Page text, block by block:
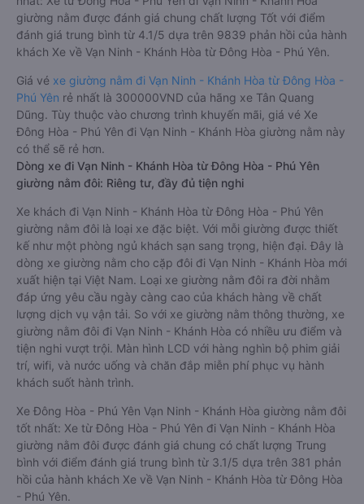
giường nằm được đánh giá chung chất lượng Tốt với điểm
đánh giá trung bình từ 4.1/5 dựa trên 9839 phản hồi của hành
khách Xe về Vạn Ninh - Khánh Hòa từ Đông Hòa - Phú Yên.
Giá vé xe giường nằm đi Vạn Ninh - Khánh Hòa từ Đông Hòa -
Phú Yên rẻ nhất là 300000VND của hãng xe Tân Quang
Dũng. Tùy thuộc vào chương trình khuyến mãi, giá vé Xe
Đông Hòa - Phú Yên đi Vạn Ninh - Khánh Hòa giường nằm này
có thể sẽ rẻ hơn.
Dòng xe đi Vạn Ninh - Khánh Hòa từ Đông Hòa - Phú Yên
giường nằm đôi: Riêng tư, đầy đủ tiện nghi
Xe khách đi Vạn Ninh - Khánh Hòa từ Đông Hòa - Phú Yên
giường nằm đôi là loại xe đặc biệt. Với mỗi giường được thiết
kế như một phòng ngủ khách sạn sang trọng, hiện đại. Đây là
dòng xe giường nằm cho cặp đôi đi Vạn Ninh - Khánh Hòa mới
xuất hiện tại Việt Nam. Loại xe giường nằm đôi ra đời nhằm
đáp ứng yêu cầu ngày càng cao của khách hàng về chất
lượng dịch vụ vận tải. So với xe giường nằm thông thường, xe
giường nằm đôi đi Vạn Ninh - Khánh Hòa có nhiều ưu điểm và
tiện nghi vượt trội. Màn hình LCD với hàng nghìn bộ phim giải
trí, wifi, và nước uống và chăn đắp miễn phí phục vụ hành
khách suốt hành trình.
Xe Đông Hòa - Phú Yên Vạn Ninh - Khánh Hòa giường nằm đôi
tốt nhất: Xe từ Đông Hòa - Phú Yên đi Vạn Ninh - Khánh Hòa
giường nằm đôi được đánh giá chung có chất lượng Trung
bình với điểm đánh giá trung bình từ 3.1/5 dựa trên 381 phản
hồi của hành khách Xe về Vạn Ninh - Khánh Hòa từ Đông Hòa
- Phú Yên.